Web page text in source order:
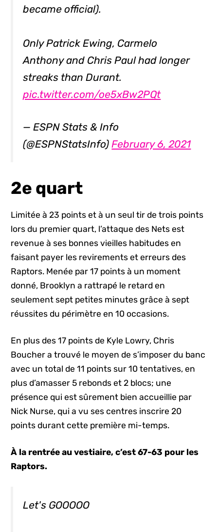
became official).
Only Patrick Ewing, Carmelo
Anthony and Chris Paul had longer
streaks than Durant.
pic.twitter.com/oe5xBw2PQt
— ESPN Stats & Info
(@ESPNStatsInfo)February 6, 2021
2e quart
Limitée à 23 points et à un seul tir de trois points
lors du premier quart, l’attaque des Nets est
revenue à ses bonnes vieilles habitudes en
faisant payer les revirements et erreurs des
Raptors. Menée par 17 points à un moment
donné, Brooklyn a rattrapé le retard en
seulement sept petites minutes grâce à sept
réussites du périmètre en 10 occasions.
En plus des 17 points de Kyle Lowry, Chris
Boucher a trouvé le moyen de s’imposer du banc
avec un total de 11 points sur 10 tentatives, en
plus d’amasser 5 rebonds et 2 blocs; une
présence qui est sûrement bien accueillie par
Nick Nurse, qui a vu ses centres inscrire 20
points durant cette première mi-temps.
À la rentrée au vestiaire, c’est 67-63 pour les
Raptors.
Let's GOOOOO